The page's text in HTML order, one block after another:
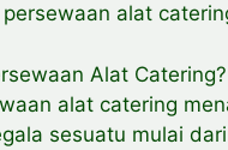
alat
Alat Catering?
alat catering
sesuatu mulai